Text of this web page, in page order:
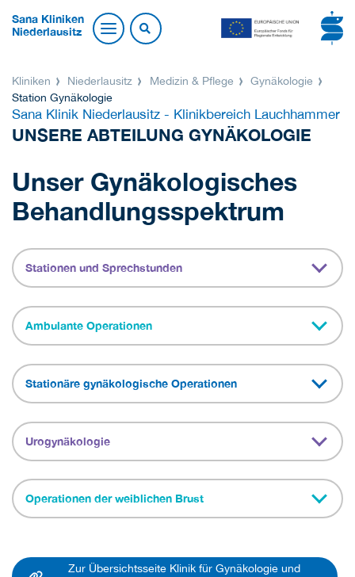
Sana Kliniken
Niederlausitz
Kliniken Niederlausitz Medizin & Pflege
Gynäkologie
Station Gynäkologie
Sana Klinik Niederlausitz - Klinikbereich Lauchhammer
UNSERE ABTEILUNG GYNÄKOLOGIE
Unser Gynäkologisches
Behandlungsspektrum
Stationen und Sprechstunden
Ambulante Operationen
Stationäre gynäkologische Operationen
Urogynäkologie
Operationen der weiblichen Brust
Zur Übersichtsseite Klinik für Gynäkologie und